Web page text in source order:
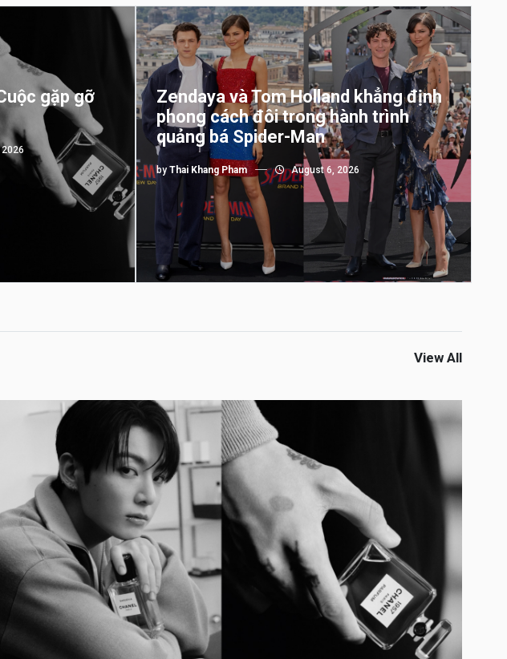
gặp gỡ
Zendaya và Tom Holland khẳng định
phong cách đôi trong hành trình
quảng bá Spider-Man
byThai Khang Pham August 6, 2026
View All